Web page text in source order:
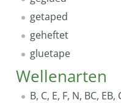
getaped
geheftet
gluetape
Wellenarten
B, C, E, F, N, BC, EB,